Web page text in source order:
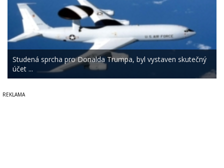
Studená sprcha pro Donalda Trumpa, byl vystaven skutečný
účet ...